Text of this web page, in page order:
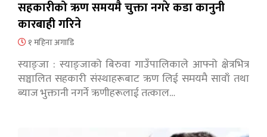
सहकारीको ऋण समयमै चुक्ता नगरे कडा कानुनी
कारबाही गरिने
१ महिना अगाडि
स्याङ्जा : स्याङ्जाको बिरुवा गाउँपालिकाले आफ्नो क्षेत्रभित्र
सञ्चालित सहकारी संस्थाहरूबाट ऋण लिई समयमै सावाँ तथा
ब्याज भुक्तानी नगर्ने ऋणीहरूलाई तत्काल…